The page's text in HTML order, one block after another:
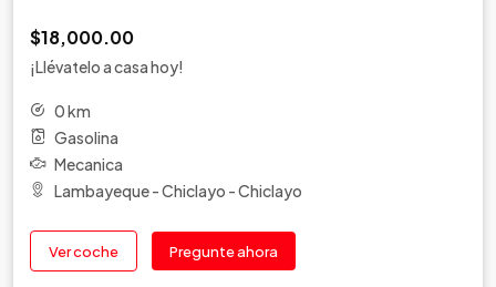
$18,000.00
¡Llévatelo a casa hoy!
0 km
Gasolina
Mecanica
Lambayeque - Chiclayo - Chiclayo
Ver coche Pregunte ahora